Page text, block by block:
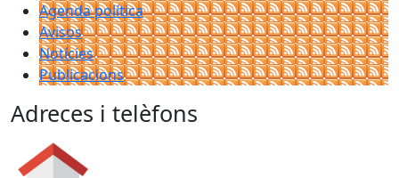
Agenda política
Avisos
Notícies
Publicacions
Adreces i telèfons